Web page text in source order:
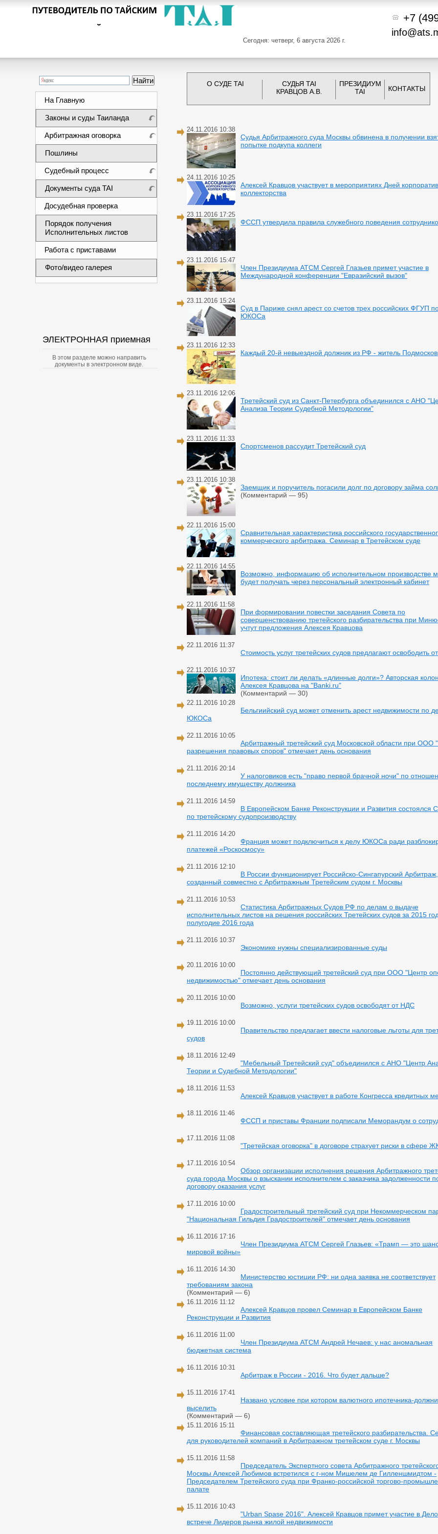
+7
Сегодня: четверг, 6 августа 2026 г.
На Главную
Законы и суды Таиланда
Арбитражная оговорка
Пошлины
Судебный процесс
Документы суда TAI
Досудебная проверка
Порядок получения
Исполнительных листов
Работа с приставами
Фото/видео галерея
ЭЛЕКТРОННАЯ приемная
В этом разделе можно направить
документы в электронном виде.
О СУДЕ TAI
СУДЬЯ TAI
КРАВЦОВ А.В.
ПРЕЗИДИУМ
TAI
КОНТАКТЫ
24.11.2016 10:38
Судья Арбитражного суда Москвы обвинена в получении
попытке подкупа коллеги
24.11.2016 10:25
Алексей Кравцов участвует в мероприятиях Дней
коллекторства
23.11.2016 17:25
ФССП утвердила правила служебного поведения
23.11.2016 15:47
Член Президиума АТСМ Сергей Глазьев примет участие в
Международной конференции "Евразийский вызов"
23.11.2016 15:24
Суд в Париже снял арест со счетов трех российских ФГУП
ЮКОСа
23.11.2016 12:33
Каждый 20-й невыездной должник из РФ - житель
23.11.2016 12:06
Третейский суд из Санкт-Петербурга объединился с АНО
Анализа Теории Судебной Методологии"
23.11.2016 11:33
Спортсменов рассудит Третейский суд
23.11.2016 10:38
Заемщик и поручитель погасили долг по договору займа
(Комментарий — 95)
22.11.2016 15:00
Сравнительная характеристика российского
коммерческого арбитража. Семинар в Третейском суде
22.11.2016 14:55
Возможно, информацию об исполнительном производстве
будет получать через персональный электронный кабинет
22.11.2016 11:58
При формировании повестки заседания Совета по
совершенствованию третейского разбирательства при
учтут предложения Алексея Кравцова
22.11.2016 11:37
Стоимость услуг третейских судов предлагают освободить
22.11.2016 10:37
Ипотека: стоит ли делать «длинные долги»? Авторская
Алексея Кравцова на "Banki.ru"
(Комментарий — 30)
22.11.2016 10:28
Бельгиийский суд может отменить арест недвижимости по
ЮКОСа
22.11.2016 10:05
Арбитражный третейский суд Московской области при ООО
разрешения правовых споров" отмечает день основания
21.11.2016 20:14
У налоговиков есть "право первой брачной ночи" по
последнему имуществу должника
21.11.2016 14:59
В Европейском Банке Реконструкции и Развития состоялся
по третейскому судопроизводству
21.11.2016 14:20
Франция может подключиться к делу ЮКОСа ради
платежей «Роскосмосу»
21.11.2016 12:10
В России функционирует Российско-Сингапурский Арбитраж,
созданный совместно с Арбитражным Третейским судом г. Москвы
21.11.2016 10:53
Статистика Арбитражных Судов РФ по делам о выдаче
исполнительных листов на решения российских Третейских судов за 2015
полугодие 2016 года
21.11.2016 10:37
Экономике нужны специализированные суды
20.11.2016 10:00
Постоянно действующий третейский суд при ООО "Центр
недвижимостью" отмечает день основания
20.11.2016 10:00
Возможно, услуги третейских судов освободят от НДС
19.11.2016 10:00
Правительство предлагает ввести налоговые льготы для
судов
18.11.2016 12:49
"Мебельный Третейский суд" объединился с АНО "Центр
Теории и Судебной Методологии"
18.11.2016 11:53
Алексей Кравцов участвует в работе Конгресса кредитных
18.11.2016 11:46
ФССП и приставы Франции подписали Меморандум о
17.11.2016 11:08
"Третейская оговорка" в договоре страхует риски в сфере
17.11.2016 10:54
Обзор организации исполнения решения Арбитражного
суда города Москвы о взыскании исполнителем с заказчика задолженности
договору оказания услуг
17.11.2016 10:00
Градостроительный третейский суд при Некоммерческом
"Национальная Гильдия Градостроителей" отмечает день основания
16.11.2016 17:16
Член Президиума АТСМ Сергей Глазьев: «Трамп — это
мировой войны»
16.11.2016 14:30
Министерство юстиции РФ: ни одна заявка не соответствует
требованиям закона
(Комментарий — 6)
16.11.2016 11:12
Алексей Кравцов провел Семинар в Европейском Банке
Реконструкции и Развития
16.11.2016 11:00
Член Президиума АТСМ Андрей Нечаев: у нас аномальная
бюджетная система
16.11.2016 10:31
Арбитраж в России - 2016. Что будет дальше?
15.11.2016 17:41
Названо условие при котором валютного ипотечника-
выселить
(Комментарий — 6)
15.11.2016 15:11
Финансовая составляющая третейского разбирательства.
для руководителей компаний в Арбитражном третейском суде г. Москвы
15.11.2016 11:58
Председатель Экспертного совета Арбитражного
Москвы Алексей Любимов встретился с г-ном Мишелем де Гилленшмидтом -
Председателем Третейского суда при Франко-российской торгово-
палате
15.11.2016 10:43
"Urban Spase 2016". Алексей Кравцов примет участие в
встрече Лидеров рынка жилой недвижимости